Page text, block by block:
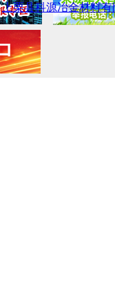
上栗县科源冶金材料有